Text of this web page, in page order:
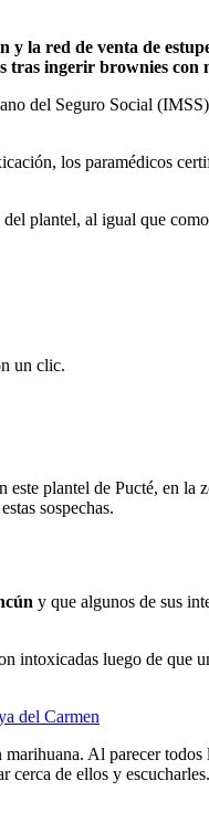
la red de venta de
tras ingerir brownies con
del Seguro Social
los paramédicos
plantel, al igual que
un clic.
este plantel de Pucté, en la
sospechas.
y que algunos de sus
intoxicadas luego de que
del Carmen
Al parecer
cerca de ellos y escucharles.